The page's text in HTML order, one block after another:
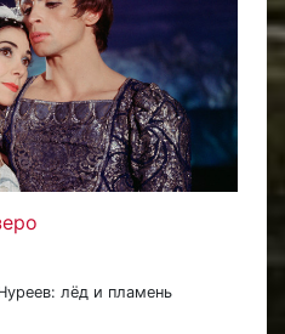
лёд и пламень